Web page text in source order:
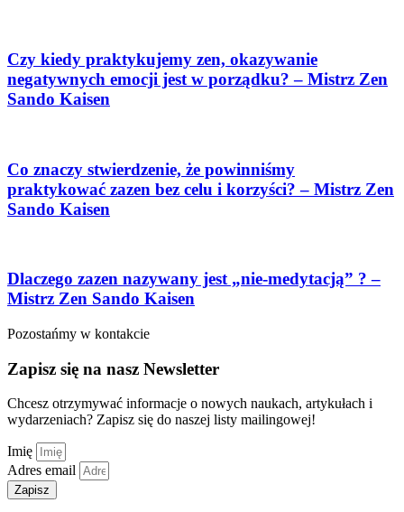
Czy kiedy praktykujemy zen, okazywanie
negatywnych emocji jest w porządku? – Mistrz Zen
Sando Kaisen
Co znaczy stwierdzenie, że powinniśmy
praktykować zazen bez celu i korzyści? – Mistrz Zen
Sando Kaisen
Dlaczego zazen nazywany jest „nie-medytacją” ? –
Mistrz Zen Sando Kaisen
Pozostańmy w kontakcie
Zapisz się na nasz Newsletter
Chcesz otrzymywać informacje o nowych naukach, artykułach i
wydarzeniach? Zapisz się do naszej listy mailingowej!
Imię
Adres email
Zapisz